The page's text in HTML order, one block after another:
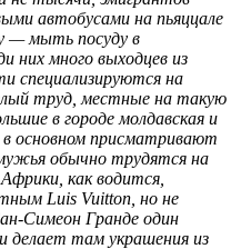
автобусами на пьяццале
— мыть посуду в
них много выходцев из
специализируются на
труд, местные на такую
в городе молдавская и
основном присматривают
обычно трудятся на
как водится,
Luis Vuitton, но не
Симеон Гранде один
делает там украшения из